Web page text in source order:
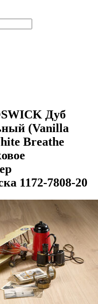
Дуб
(Vanilla
Breathe
1172-7808-20